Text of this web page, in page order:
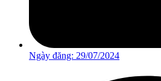
Ngày đăng: 29/07/2024